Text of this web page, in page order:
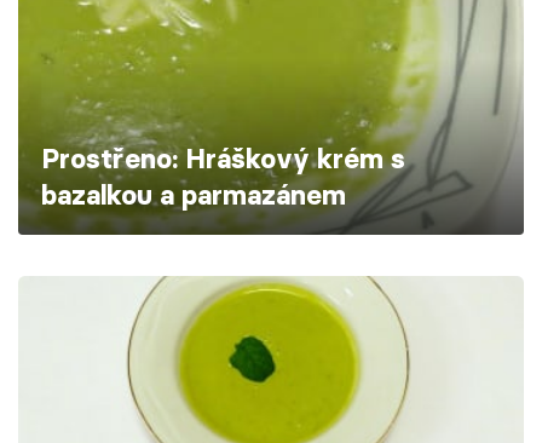
Škola vaření
Recepty z TV
Speciál: Cuketa
Těhotnej kuchař
Přihlášení
Prostřeno: Hráškový krém s
bazalkou a parmazánem